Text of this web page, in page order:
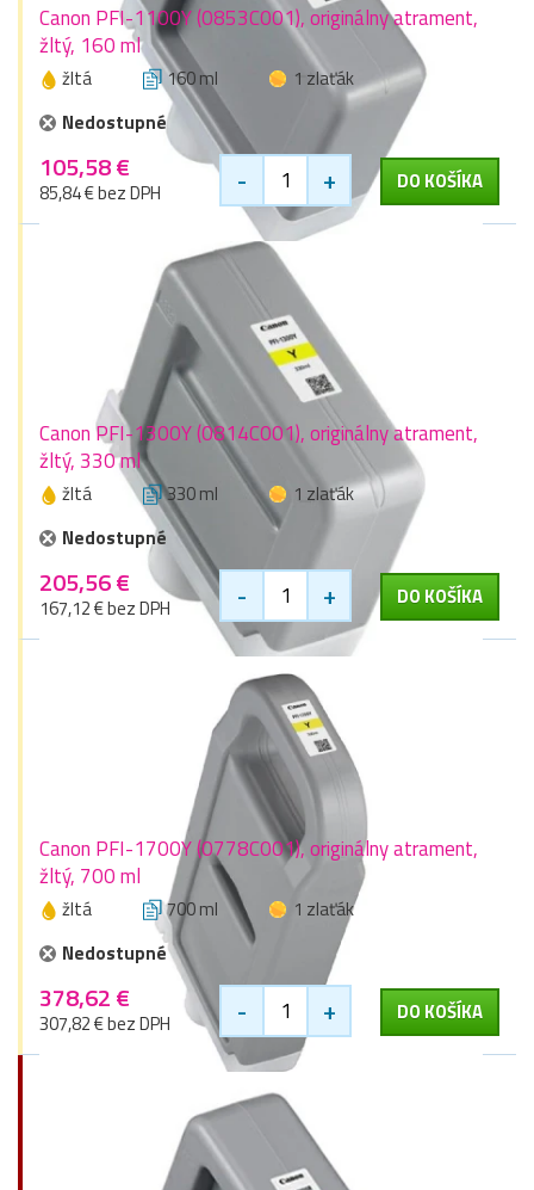
Canon PFI-1100Y (0853C001), originálny atrament,
žltý, 160 ml
žltá 160 ml
1 zlaťák
Nedostupné
105,58 €
85,84 € bez DPH - + DO KOŠÍKA
Canon PFI-1300Y (0814C001), originálny atrament,
žltý, 330 ml
žltá 330 ml
1 zlaťák
Nedostupné
205,56 €
167,12 € bez DPH - + DO KOŠÍKA
Canon PFI-1700Y (0778C001), originálny atrament,
žltý, 700 ml
žltá 700 ml
1 zlaťák
Nedostupné
378,62 €
307,82 € bez DPH - + DO KOŠÍKA